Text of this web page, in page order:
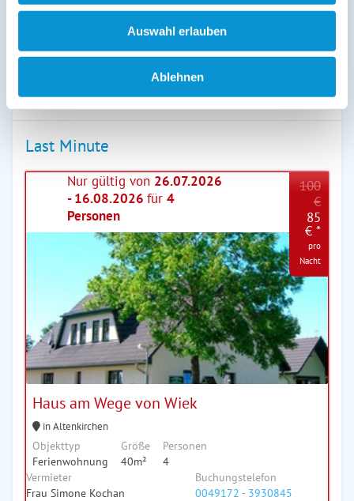
Auswahl erlauben
Ablehnen
enthalten(siehe oben)
Preiszusatz:
Frühjahrs-, Herbst und Winterferien EUR 50,--, restliche Zeit EUR 45,--,
Last Minute
Nur gültig von 26.07.2026
- 16.08.2026 für 4
Personen
Haus am Wege von Wiek
in Altenkirchen
Objekttyp
Ferienwohnung
Größe
40m²
Personen
4
100
€
85
€ *
pro
Nacht
Vermieter
Frau Simone Kochan
Buchungstelefon
0049172 - 3930845